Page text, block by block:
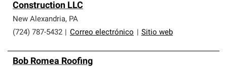
Construction LLC
New Alexandria, PA
(724) 787-5432
Correo electrónico Sitio web
Bob Romea Roofing